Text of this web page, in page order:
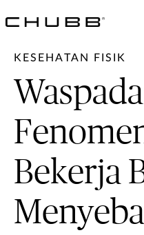
KESEHATAN FISIK
Waspada
Bekerja